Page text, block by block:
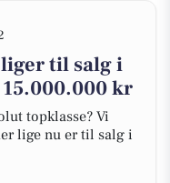
til salg i
kr
topklasse? Vi
lige nu er til salg i